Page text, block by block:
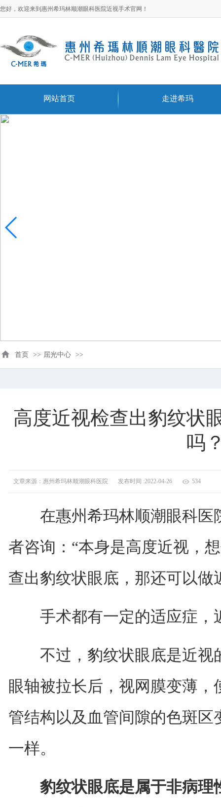
您好，欢迎来到惠州希玛林顺潮眼科医院近视手术官网！
网站首页 走进希玛
首页 >> 屈光中心 >>
高度近视检查出豹纹状
吗
文章来源：惠州希玛林顺潮眼科医院 发布时间 :2022-04-26 534
在惠州希玛林顺潮眼科医
者咨询：“本身是高度近视，
查出豹纹状眼底，那还可以做
手术都有一定的适应症，
不过，豹纹状眼底是近视
眼轴被拉长后，视网膜变薄
管结构以及血管间隙的色斑
一样。
豹纹状眼底是属于非病理